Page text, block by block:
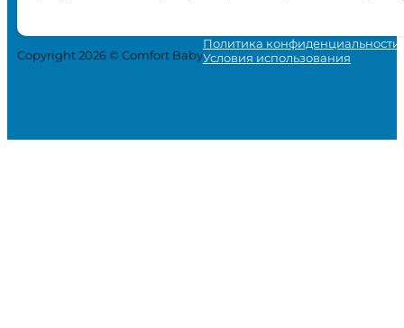
Copyright 2026 © Comfort Baby
Политика конфиденциальности
Условия использования